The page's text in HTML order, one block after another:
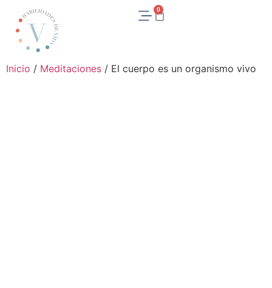
0
Inicio / Meditaciones / El cuerpo es un organismo vivo